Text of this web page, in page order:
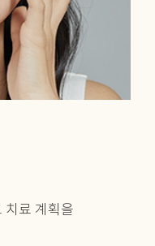
치료 계획을